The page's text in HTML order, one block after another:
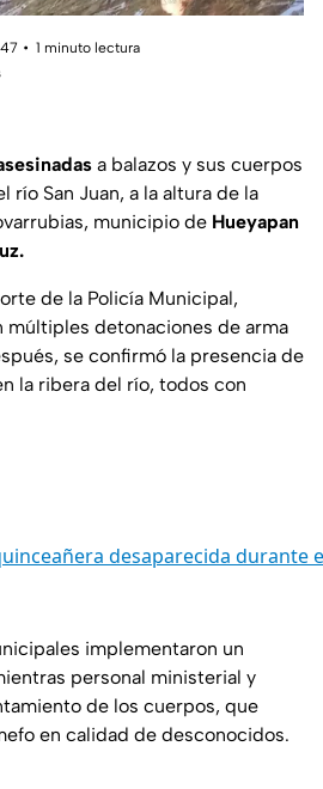
1 minuto lectura
a balazos y sus cuerpos
río San Juan, a la altura de la
municipio de Hueyapan
de la Policía Municipal,
detonaciones de arma
se confirmó la presencia de
la ribera del río, todos con
desaparecida durante
implementaron un
personal ministerial y
de los cuerpos, que
en calidad de desconocidos.